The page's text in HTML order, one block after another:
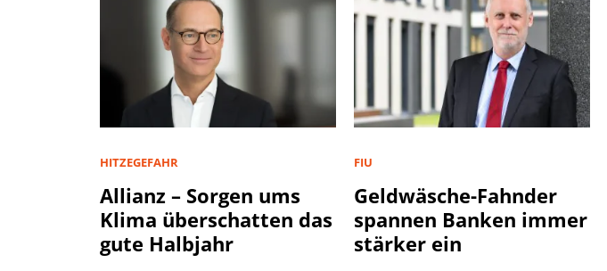
HITZEGEFAHR
Allianz – Sorgen ums
Klima überschatten das
gute Halbjahr
FIU
Geldwäsche-Fahnder
spannen Banken immer
stärker ein